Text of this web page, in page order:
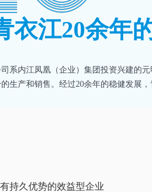
衣江20余年
系内江凤凰（企业）集团投资兴建的
生产和销售。经过20余年的稳健发展
持久优势的效益型企业